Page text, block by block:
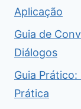
Aplicação
Guia de
Diálogos
Guia
Prática